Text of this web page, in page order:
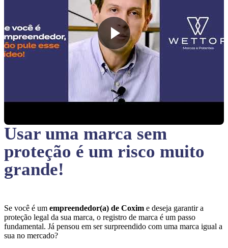
Usar uma marca sem
proteção é um risco muito
grande!
Se você é um empreendedor(a) de Coxim e deseja garantir a
proteção legal da sua marca, o registro de marca é um passo
fundamental. Já pensou em ser surpreendido com uma marca igual a
sua no mercado?